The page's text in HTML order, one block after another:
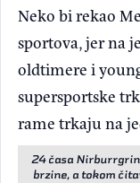
Neko bi rekao
sportova, jer na
oldtimere i
supersportske
rame trkaju na
24 časa
brzine, a tokom